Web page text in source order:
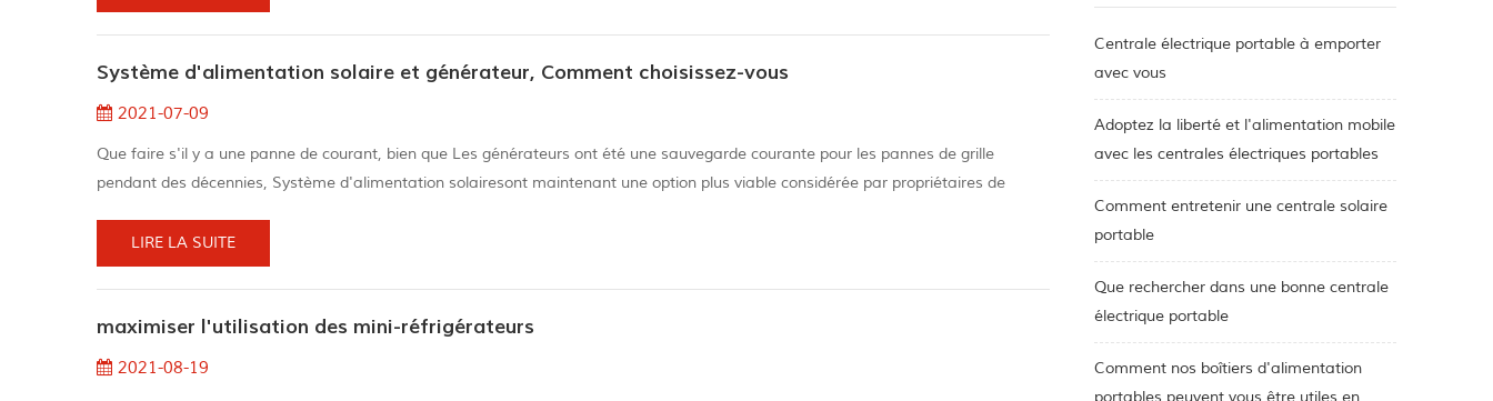
Système d'alimentation solaire et générateur, Comment choisissez-vous
2021-07-09
Que faire s'il y a une panne de courant, bien que Les générateurs ont été une sauvegarde courante pour les pannes de grille
pendant des décennies, Système d'alimentation solairesont maintenant une option plus viable considérée par propriétaires de
fort sons. Pour La pers...
LIRE LA SUITE
maximiser l'utilisation des mini-réfrigérateurs
2021-08-19
Centrale électrique portable à emporter
avec vous
Adoptez la liberté et l'alimentation mobile
avec les centrales électriques portables
Comment entretenir une centrale solaire
portable
Que rechercher dans une bonne centrale
électrique portable
Comment nos boîtiers d'alimentation